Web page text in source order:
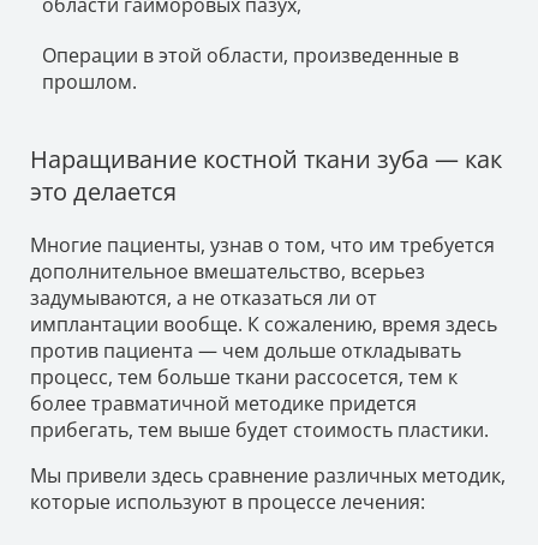
Операции в этой области, произведенные в
прошлом.
Наращивание костной ткани зуба — как
это делается
Многие пациенты, узнав о том, что им требуется
дополнительное вмешательство, всерьез
задумываются, а не отказаться ли от
имплантации вообще. К сожалению, время здесь
против пациента — чем дольше откладывать
процесс, тем больше ткани рассосется, тем к
более травматичной методике придется
прибегать, тем выше будет стоимость пластики.
Мы привели здесь сравнение различных методик,
которые используют в процессе лечения: